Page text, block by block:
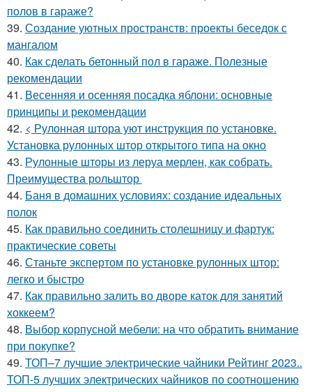
полов в гараже?
39. Создание уютных пространств: проекты беседок с
мангалом
40. Как сделать бетонный пол в гараже. Полезные
рекомендации
41. Весенняя и осенняя посадка яблони: основные
принципы и рекомендации
42. < Рулонная штора уют инструкция по установке.
Установка рулонных штор открытого типа на окно
43. Рулонные шторы из леруа мерлен, как собрать.
Преимущества рольштор
44. Баня в домашних условиях: создание идеальных
полок
45. Как правильно соединить столешницу и фартук:
практические советы
46. Станьте экспертом по установке рулонных штор:
легко и быстро
47. Как правильно залить во дворе каток для занятий
хоккеем?
48. Выбор корпусной мебели: на что обратить внимание
при покупке?
49. ТОП–7 лучшие электрические чайники Рейтинг 2023..
ТОП-5 лучших электрических чайников по соотношению